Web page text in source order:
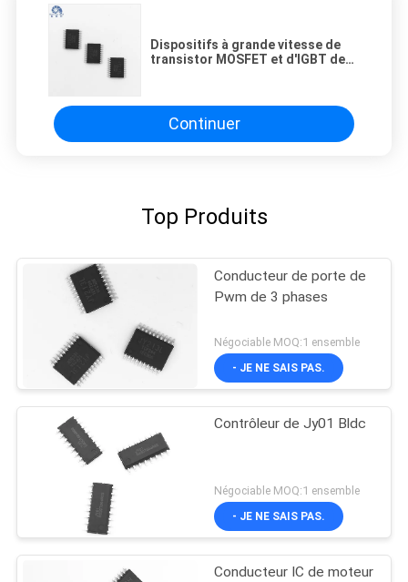
Dispositifs à grande vitesse de
transistor MOSFET et d'IGBT de
Continuer
Top Produits
Conducteur de porte de
Pwm de 3 phases
Négociable MOQ:1 ensemble
- JE NE SAIS PAS.
Contrôleur de Jy01 Bldc
Négociable MOQ:1 ensemble
- JE NE SAIS PAS.
Conducteur IC de moteur